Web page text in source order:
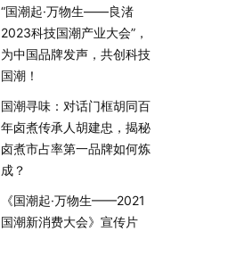
“国潮起·万物生——良渚
2023科技国潮产业大会”，
为中国品牌发声，共创科技
国潮！
国潮寻味：对话门框胡同百
年卤煮传承人胡建忠，揭秘
卤煮市占率第一品牌如何炼
成？
《国潮起·万物生——2021
国潮新消费大会》宣传片